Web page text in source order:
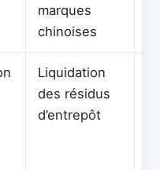
marques
chinoises
Liquidation
des résidus
d’entrepôt